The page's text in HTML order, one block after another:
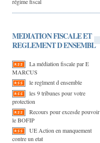
MEDIATION FISCALE ET
REGLEMENT D ENSEMBL
La médiation fiscale par E
MARCUS
le reglment d ensemble
les 9 tribunes pour votre
protection
Recours pour excesde pouvoir
le BOFIP
UE Action en manquement
contre un etat